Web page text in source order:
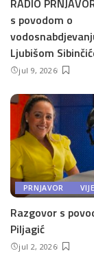
s povodom o
Ljubišom
jul 9, 2026
PRNJAVOR
Razgovor s
Piljagić
jul 2, 2026